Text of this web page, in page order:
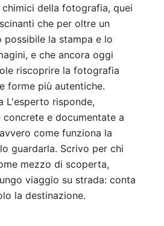
della fotografia, quei
che per oltre un
possibile la stampa e lo
e che ancora oggi
riscoprire la fotografia
forme più autentiche.
L'esperto risponde,
e documentate a
come funziona la
guardarla. Scrivo per chi
mezzo di scoperta,
viaggio su strada: conta
la destinazione.